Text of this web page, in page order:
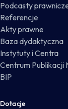
Podcasty
Referencje
Akty prawne
Baza dydaktyczna
Instytuty i Centra
Centrum Publikacji
BIP
Dotacje